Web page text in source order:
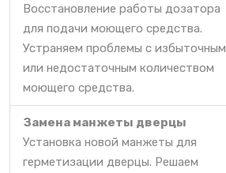
Восстановление работы дозатора
для подачи моющего средства.
Устраняем проблемы с избыточным
или недостаточным количеством
моющего средства.
Замена манжеты дверцы
Установка новой манжеты для
герметизации дверцы. Решаем